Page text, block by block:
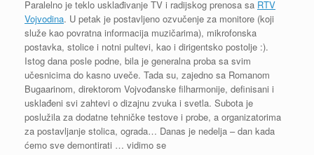
Paralelno je teklo usklađivanje TV i radijskog prenosa sa RTV
Vojvodina. U petak je postavljeno ozvučenje za monitore (koji
služe kao povratna informacija muzičarima), mikrofonska
postavka, stolice i notni pultevi, kao i dirigentsko postolje :).
Istog dana posle podne, bila je generalna proba sa svim
učesnicima do kasno uveče. Tada su, zajedno sa Romanom
Bugaarinom, direktorom Vojvođanske filharmonije, definisani i
usklađeni svi zahtevi o dizajnu zvuka i svetla. Subota je
poslužila za dodatne tehničke testove i probe, a organizatorima
za postavljanje stolica, ograda… Danas je nedelja – dan kada
ćemo sve demontirati … vidimo se